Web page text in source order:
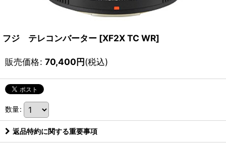
フジ テレコンバーター [XF2X TC WR]
販売価格: 70,400円(税込)
数量:
返品特約に関する重要事項